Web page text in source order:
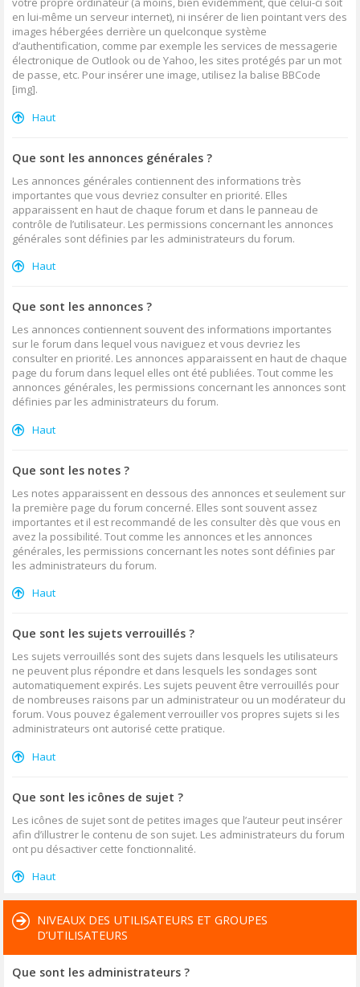
en lui-même un serveur internet), ni insérer de lien pointant vers des
images hébergées derrière un quelconque système
d’authentification, comme par exemple les services de messagerie
électronique de Outlook ou de Yahoo, les sites protégés par un mot
de passe, etc. Pour insérer une image, utilisez la balise BBCode
[img].
Haut
Que sont les annonces générales ?
Les annonces générales contiennent des informations très
importantes que vous devriez consulter en priorité. Elles
apparaissent en haut de chaque forum et dans le panneau de
contrôle de l’utilisateur. Les permissions concernant les annonces
générales sont définies par les administrateurs du forum.
Haut
Que sont les annonces ?
Les annonces contiennent souvent des informations importantes
sur le forum dans lequel vous naviguez et vous devriez les
consulter en priorité. Les annonces apparaissent en haut de chaque
page du forum dans lequel elles ont été publiées. Tout comme les
annonces générales, les permissions concernant les annonces sont
définies par les administrateurs du forum.
Haut
Que sont les notes ?
Les notes apparaissent en dessous des annonces et seulement sur
la première page du forum concerné. Elles sont souvent assez
importantes et il est recommandé de les consulter dès que vous en
avez la possibilité. Tout comme les annonces et les annonces
générales, les permissions concernant les notes sont définies par
les administrateurs du forum.
Haut
Que sont les sujets verrouillés ?
Les sujets verrouillés sont des sujets dans lesquels les utilisateurs
ne peuvent plus répondre et dans lesquels les sondages sont
automatiquement expirés. Les sujets peuvent être verrouillés pour
de nombreuses raisons par un administrateur ou un modérateur du
forum. Vous pouvez également verrouiller vos propres sujets si les
administrateurs ont autorisé cette pratique.
Haut
Que sont les icônes de sujet ?
Les icônes de sujet sont de petites images que l’auteur peut insérer
afin d’illustrer le contenu de son sujet. Les administrateurs du forum
ont pu désactiver cette fonctionnalité.
Haut
NIVEAUX DES UTILISATEURS ET GROUPES
D’UTILISATEURS
Que sont les administrateurs ?